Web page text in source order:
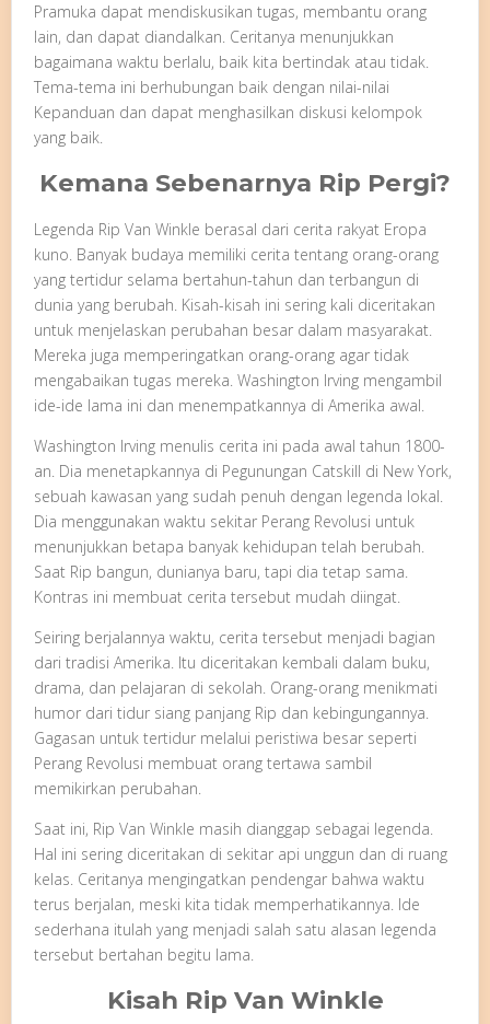
Pramuka dapat mendiskusikan tugas, membantu orang
lain, dan dapat diandalkan. Ceritanya menunjukkan
bagaimana waktu berlalu, baik kita bertindak atau tidak.
Tema-tema ini berhubungan baik dengan nilai-nilai
Kepanduan dan dapat menghasilkan diskusi kelompok
yang baik.
Kemana Sebenarnya Rip Pergi?
Legenda Rip Van Winkle berasal dari cerita rakyat Eropa
kuno. Banyak budaya memiliki cerita tentang orang-orang
yang tertidur selama bertahun-tahun dan terbangun di
dunia yang berubah. Kisah-kisah ini sering kali diceritakan
untuk menjelaskan perubahan besar dalam masyarakat.
Mereka juga memperingatkan orang-orang agar tidak
mengabaikan tugas mereka. Washington Irving mengambil
ide-ide lama ini dan menempatkannya di Amerika awal.
Washington Irving menulis cerita ini pada awal tahun 1800-
an. Dia menetapkannya di Pegunungan Catskill di New York,
sebuah kawasan yang sudah penuh dengan legenda lokal.
Dia menggunakan waktu sekitar Perang Revolusi untuk
menunjukkan betapa banyak kehidupan telah berubah.
Saat Rip bangun, dunianya baru, tapi dia tetap sama.
Kontras ini membuat cerita tersebut mudah diingat.
Seiring berjalannya waktu, cerita tersebut menjadi bagian
dari tradisi Amerika. Itu diceritakan kembali dalam buku,
drama, dan pelajaran di sekolah. Orang-orang menikmati
humor dari tidur siang panjang Rip dan kebingungannya.
Gagasan untuk tertidur melalui peristiwa besar seperti
Perang Revolusi membuat orang tertawa sambil
memikirkan perubahan.
Saat ini, Rip Van Winkle masih dianggap sebagai legenda.
Hal ini sering diceritakan di sekitar api unggun dan di ruang
kelas. Ceritanya mengingatkan pendengar bahwa waktu
terus berjalan, meski kita tidak memperhatikannya. Ide
sederhana itulah yang menjadi salah satu alasan legenda
tersebut bertahan begitu lama.
Kisah Rip Van Winkle